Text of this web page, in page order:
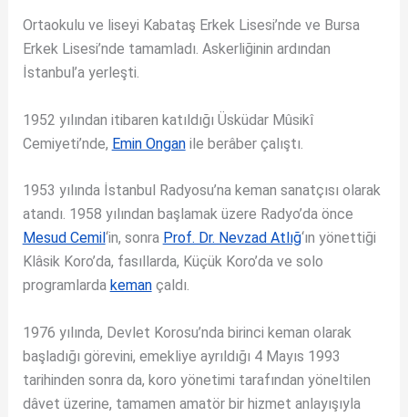
Ortaokulu ve liseyi Kabataş Erkek Lisesi’nde ve Bursa
Erkek Lisesi’nde tamamladı. Askerliğinin ardından
İstanbul’a yerleşti.
1952 yılından itibaren katıldığı Üsküdar Mûsikî
Cemiyeti’nde, Emin Onganile berâber çalıştı.
1953 yılında İstanbul Radyosu’na keman sanatçısı olarak
atandı. 1958 yılından başlamak üzere Radyo’da önce
Mesud Cemil ‘in, sonra Prof. Dr. Nevzad Atlığ‘ın yönettiği
Klâsik Koro’da, fasıllarda, Küçük Koro’da ve solo
programlarda kemançaldı.
1976 yılında, Devlet Korosu’nda birinci keman olarak
başladığı görevini, emekliye ayrıldığı 4 Mayıs 1993
tarihinden sonra da, koro yönetimi tarafından yöneltilen
dâvet üzerine, tamamen amatör bir hizmet anlayışıyla